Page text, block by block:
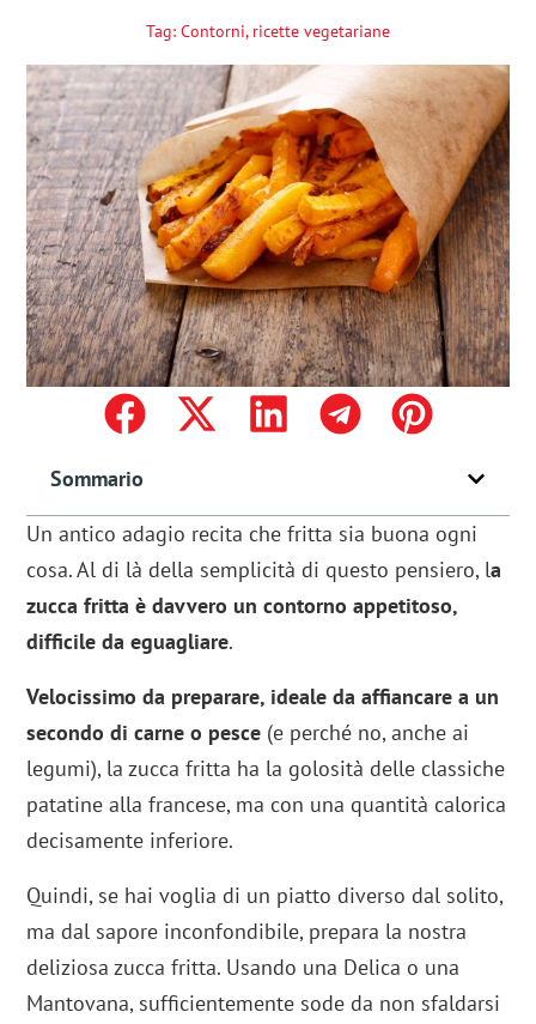
Tag: Contorni, ricette vegetariane
Sommario
Un antico adagio recita che fritta sia buona ogni
cosa. Al di là della semplicità di questo pensiero, la
zucca fritta è davvero un contorno appetitoso,
difficile da eguagliare.
Velocissimo da preparare, ideale da affiancare a un
secondo di carne o pesce (e perché no, anche ai
legumi), la zucca fritta ha la golosità delle classiche
patatine alla francese, ma con una quantità calorica
decisamente inferiore.
Quindi, se hai voglia di un piatto diverso dal solito,
ma dal sapore inconfondibile, prepara la nostra
deliziosa zucca fritta. Usando una Delica o una
Mantovana, sufficientemente sode da non sfaldarsi